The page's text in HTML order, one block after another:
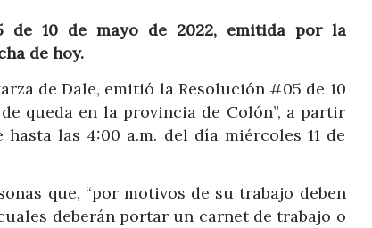
de 10 de mayo de 2022, emitida por la
de hoy.
de Dale, emitió la Resolución #05 de 10
queda en la provincia de Colón”, a partir
las 4:00 a.m. del día miércoles 11 de
que, “por motivos de su trabajo deben
deberán portar un carnet de trabajo o